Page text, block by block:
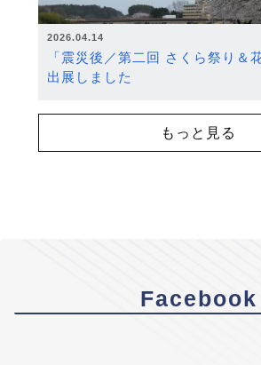
2026.04.14
「震災後／第二回 さくら祭り＆
出展しました
もっと見る
Facebook